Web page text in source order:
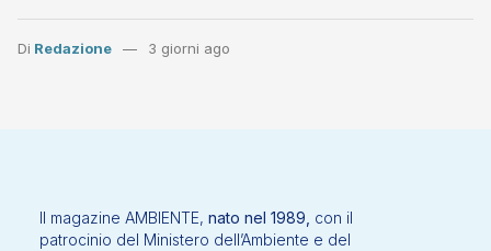
Di Redazione 3 giorni ago
Il magazine AMBIENTE, nato nel 1989, con il
patrocinio del Ministero dell’Ambiente e del